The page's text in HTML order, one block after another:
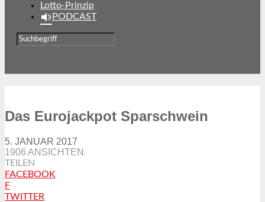
Lotto-Prinzip
PODCAST
Das Eurojackpot Sparschwein
5. JANUAR 2017
1906 ANSICHTEN
TEILEN
FACEBOOK
F
TWITTER